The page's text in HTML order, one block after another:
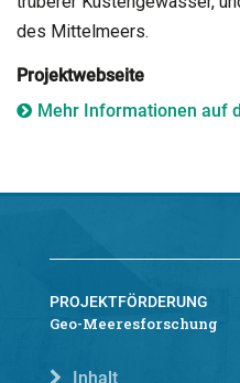
des Mittelmeers.
Projektwebseite
Mehr Informationen auf
PROJEKTFÖRDERUNG
Geo-Meeresforschung
Inhalt